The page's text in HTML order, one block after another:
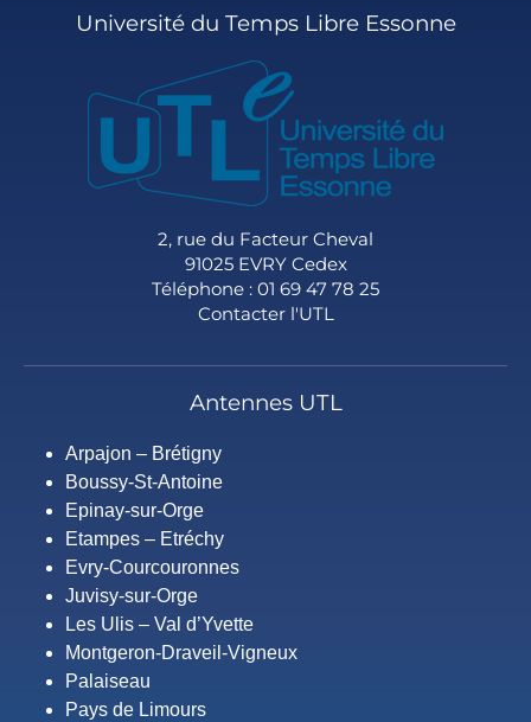
Université du Temps Libre Essonne
2, rue du Facteur Cheval
91025 EVRY Cedex
Téléphone : 01 69 47 78 25
Contacter l'UTL
Antennes UTL
Arpajon – Brétigny
Boussy-St-Antoine
Epinay-sur-Orge
Etampes – Etréchy
Evry-Courcouronnes
Juvisy-sur-Orge
Les Ulis – Val d’Yvette
Montgeron-Draveil-Vigneux
Palaiseau
Pays de Limours